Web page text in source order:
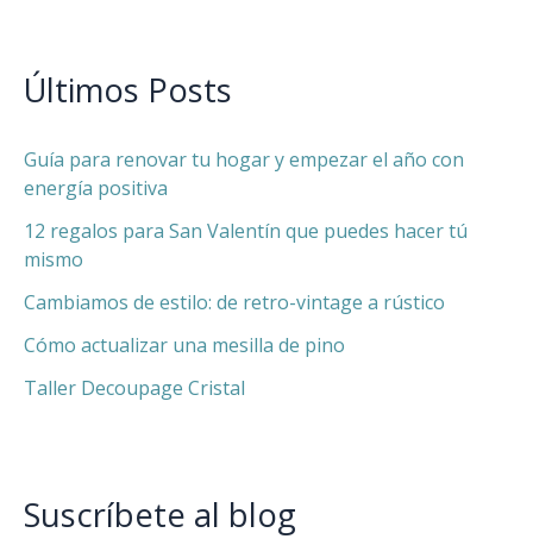
Últimos Posts
Guía para renovar tu hogar y empezar el año con
energía positiva
12 regalos para San Valentín que puedes hacer tú
mismo
Cambiamos de estilo: de retro-vintage a rústico
Cómo actualizar una mesilla de pino
Taller Decoupage Cristal
Suscríbete al blog